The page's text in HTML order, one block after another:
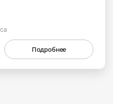
Подробнее